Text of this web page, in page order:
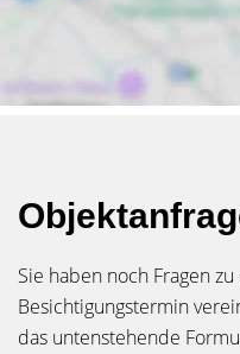
Sie haben noch Fragen
Besichtigungstermin
das untenstehende